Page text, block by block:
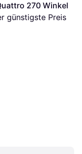
270 Winkel
günstigste Preis